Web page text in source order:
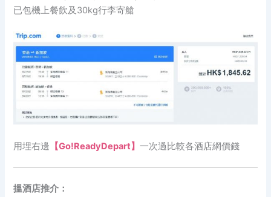
已包機上餐飲及30kg行李寄艙
用埋右邊 【Go!ReadyDepart】一次過比較各酒店網價錢
搵酒店推介：